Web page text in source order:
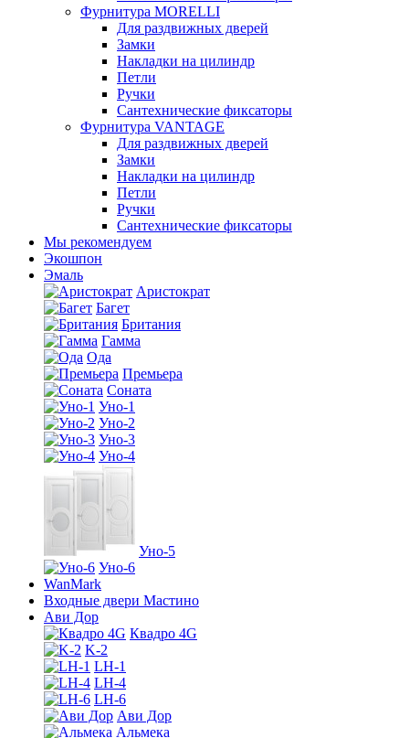
Фурнитура MORELLI
Для раздвижных дверей
Замки
Накладки на цилиндр
Петли
Ручки
Сантехнические фиксаторы
Фурнитура VANTAGE
Для раздвижных дверей
Замки
Накладки на цилиндр
Петли
Ручки
Сантехнические фиксаторы
Мы рекомендуем
Экошпон
Эмаль
Аристократ
Багет
Британия
Гамма
Ода
Премьера
Соната
Уно-1
Уно-2
Уно-3
Уно-4
Уно-5
Уно-6
WanMark
Входные двери Мастино
Ави Дор
Квадро 4G
K-2
LH-1
LH-4
LH-6
Ави Дор
Альмека